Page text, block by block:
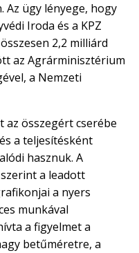
Az ügy lényege, hogy
Iroda és a KPZ
2,2 milliárd
az Agrárminisztérium
a Nemzeti
az összegért cserébe
a teljesítésként
hasznuk. A
a leadott
a nyers
munkával
a figyelmet a
betűméretre, a